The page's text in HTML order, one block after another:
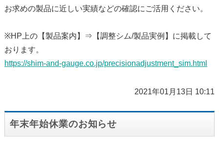
お求めの製品に近しい実績などの確認にご活用ください。
※HP上の【製品案内】⇒【調整シム/製品実例】に掲載して
おります。
https://shim-and-gauge.co.jp/precisionadjustment_sim.html
2021年01月13日 10:11
年末年始休業のお知らせ